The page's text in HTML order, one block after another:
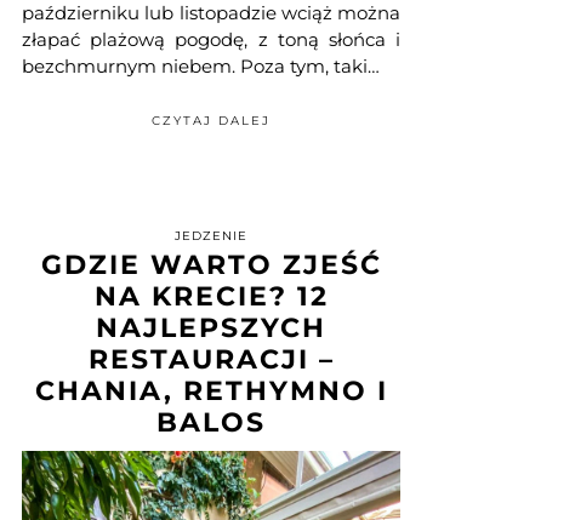
październiku lub listopadzie wciąż można
złapać plażową pogodę, z toną słońca i
bezchmurnym niebem. Poza tym, taki…
CZYTAJ DALEJ
JEDZENIE
GDZIE WARTO ZJEŚĆ
NA KRECIE? 12
NAJLEPSZYCH
RESTAURACJI –
CHANIA, RETHYMNO I
BALOS